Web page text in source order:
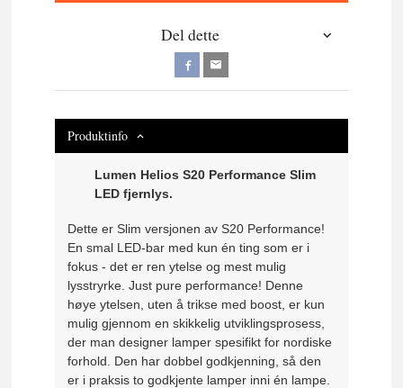
Del dette
Produktinfo
Lumen Helios S20 Performance Slim
LED fjernlys.
Dette er Slim versjonen av S20 Performance!
En smal LED-bar med kun én ting som er i
fokus - det er ren ytelse og mest mulig
lysstryrke. Just pure performance! Denne
høye ytelsen, uten å trikse med boost, er kun
mulig gjennom en skikkelig utviklingsprosess,
der man designer lamper spesifikt for nordiske
forhold. Den har dobbel godkjenning, så den
er i praksis to godkjente lamper inni én lampe.